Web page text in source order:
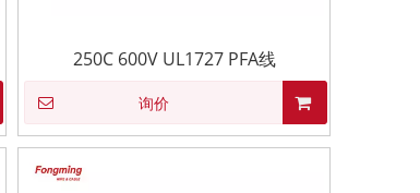
250C 600V UL1727 PFA线
询价